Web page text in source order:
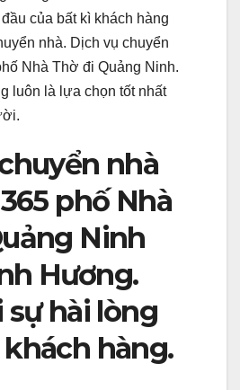
của bất kì khách hàng
nhà. Dịch vụ chuyển
Nhà Thờ đi Quảng Ninh.
luôn là lựa chọn tốt nhất
nhà
phố Nhà
Ninh
Hương.
sự hài lòng
hàng.